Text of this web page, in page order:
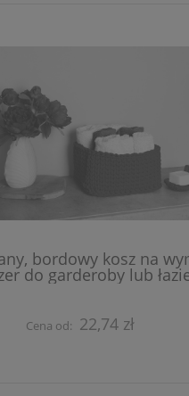
bordowy kosz na
do garderoby lub
Cena od: 22,74 zł